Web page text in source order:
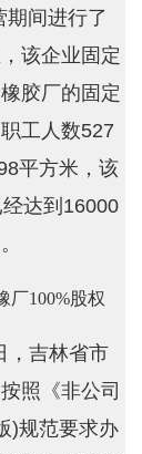
期间进行了
该企业固定
胶厂的固定
工人数527
平方米，该
达到16000
厂100%股权
，吉林省市
照《非公司
)规范要求办